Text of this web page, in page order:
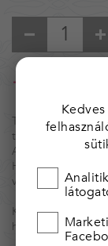
25 000
Tárgyaink
teljesen
Amennyiben
Ha valamelyik
velünk a
Kínálatunk
hozzánk